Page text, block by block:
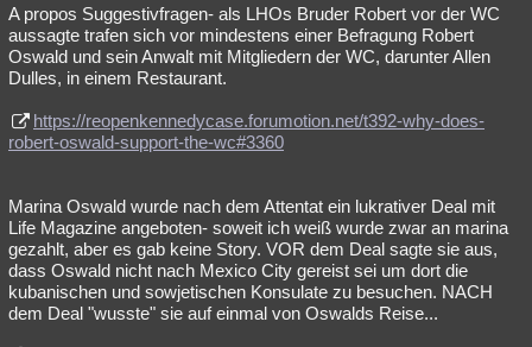
A propos Suggestivfragen- als LHOs Bruder Robert vor der WC
aussagte trafen sich vor mindestens einer Befragung Robert
Oswald und sein Anwalt mit Mitgliedern der WC, darunter Allen
Dulles, in einem Restaurant.
https://reopenkennedycase.forumotion.net/t392-why-does-
robert-oswald-support-the-wc#3360
Marina Oswald wurde nach dem Attentat ein lukrativer Deal mit
Life Magazine angeboten- soweit ich weiß wurde zwar an marina
gezahlt, aber es gab keine Story. VOR dem Deal sagte sie aus,
dass Oswald nicht nach Mexico City gereist sei um dort die
kubanischen und sowjetischen Konsulate zu besuchen. NACH
dem Deal "wusste" sie auf einmal von Oswalds Reise...